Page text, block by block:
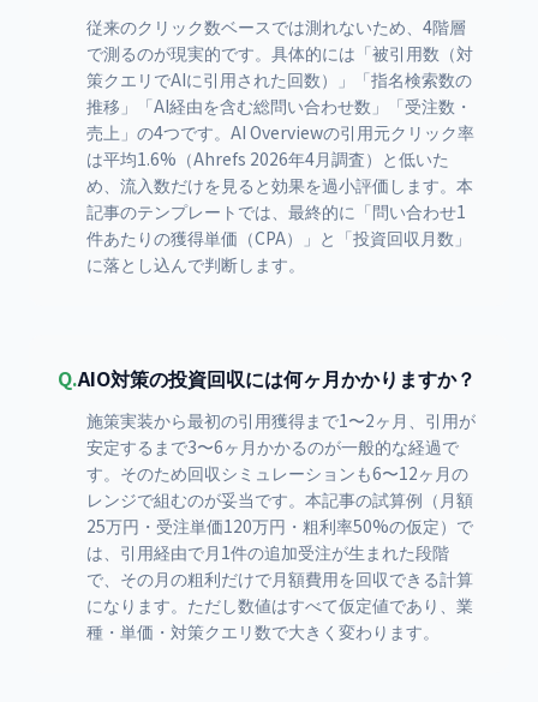
従来のクリック数ベースでは測れないため、4階層
で測るのが現実的です。具体的には「被引用数（対
策クエリでAIに引用された回数）」「指名検索数の
推移」「AI経由を含む総問い合わせ数」「受注数・
売上」の4つです。AI Overviewの引用元クリック率
は平均1.6%（Ahrefs 2026年4月調査）と低いた
め、流入数だけを見ると効果を過小評価します。本
記事のテンプレートでは、最終的に「問い合わせ1
件あたりの獲得単価（CPA）」と「投資回収月数」
に落とし込んで判断します。
Q.AIO対策の投資回収には何ヶ月かかりますか？
施策実装から最初の引用獲得まで1〜2ヶ月、引用が
安定するまで3〜6ヶ月かかるのが一般的な経過で
す。そのため回収シミュレーションも6〜12ヶ月の
レンジで組むのが妥当です。本記事の試算例（月額
25万円・受注単価120万円・粗利率50%の仮定）で
は、引用経由で月1件の追加受注が生まれた段階
で、その月の粗利だけで月額費用を回収できる計算
になります。ただし数値はすべて仮定値であり、業
種・単価・対策クエリ数で大きく変わります。